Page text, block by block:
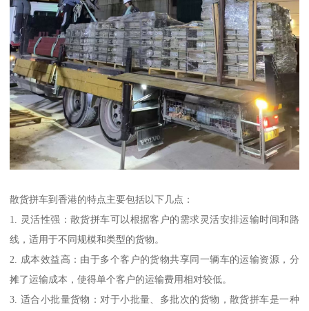
散货拼车到香港的特点主要包括以下几点：
1. 灵活性强：散货拼车可以根据客户的需求灵活安排运输时间和路
线，适用于不同规模和类型的货物。
2. 成本效益高：由于多个客户的货物共享同一辆车的运输资源，分
摊了运输成本，使得单个客户的运输费用相对较低。
3. 适合小批量货物：对于小批量、多批次的货物，散货拼车是一种